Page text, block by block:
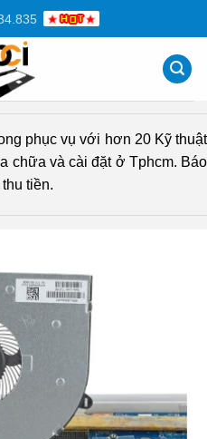
phục vụ với hơn 20 Kỹ thuật
chữa và cài đặt ở Tphcm. Báo
tiền.